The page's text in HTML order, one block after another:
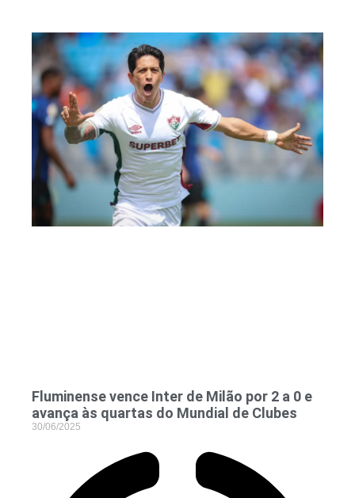
Fluminense vence Inter de Milão por 2 a 0 e
avança às quartas do Mundial de Clubes
30/06/2025